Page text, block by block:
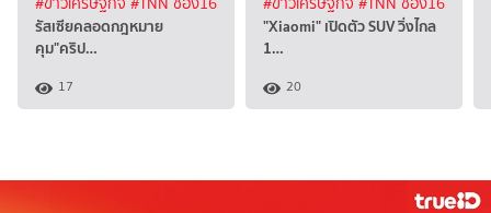
รัสเซียคลอดกฎหมาย
คุม"คริป…
17
"Xiaomi" เปิดตัว SUV วิ่งไกล
1…
20